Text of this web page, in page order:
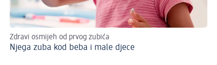
Zdravi osmijeh od prvog zubića
Njega zuba kod beba i male djece